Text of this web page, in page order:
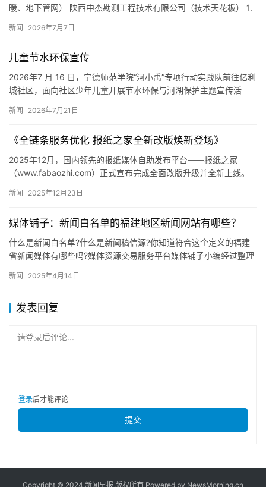
暖、地下管网） 陕西中杰勘测工程技术有限公司（技术天花板） 1.
新闻 2026年7月7日
儿童节水环保宣传
2026年7 月 16 日，宁德师范学院“河小禹”专项行动实践队前往亿利
城社区，面向社区少年儿童开展节水环保与河湖保护主题宣传活
新闻 2026年7月21日
《全链条服务优化 报纸之家全新改版焕新登场》
2025年12月，国内领先的报纸媒体自助发布平台——报纸之家
（www.fabaozhi.com）正式宣布完成全面改版升级并全新上线。
新闻 2025年12月23日
媒体铺子：新闻白名单的福建地区新闻网站有哪些？
什么是新闻白名单?什么是新闻稿信源?你知道符合这个定义的福建
省新闻媒体有哪些吗?媒体资源交易服务平台媒体铺子小编经过整理
新闻 2025年4月14日
发表回复
请登录后评论...
登录后才能评论
提交
Copyright © 2024 新闻早报 版权所有 Powered by NewsMorning.cn